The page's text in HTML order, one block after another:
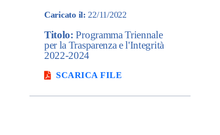
Caricato il: 22/11/2022
Titolo: Programma Triennale
per la Trasparenza e l'Integrità
2022-2024
SCARICA FILE